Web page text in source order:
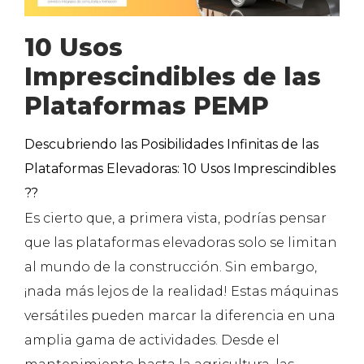
10 Usos
Imprescindibles de las
Plataformas PEMP
Descubriendo las Posibilidades Infinitas de las
Plataformas Elevadoras: 10 Usos Imprescindibles
??️
Es cierto que, a primera vista, podrías pensar
que las plataformas elevadoras solo se limitan
al mundo de la construcción. Sin embargo,
¡nada más lejos de la realidad! Estas máquinas
versátiles pueden marcar la diferencia en una
amplia gama de actividades. Desde el